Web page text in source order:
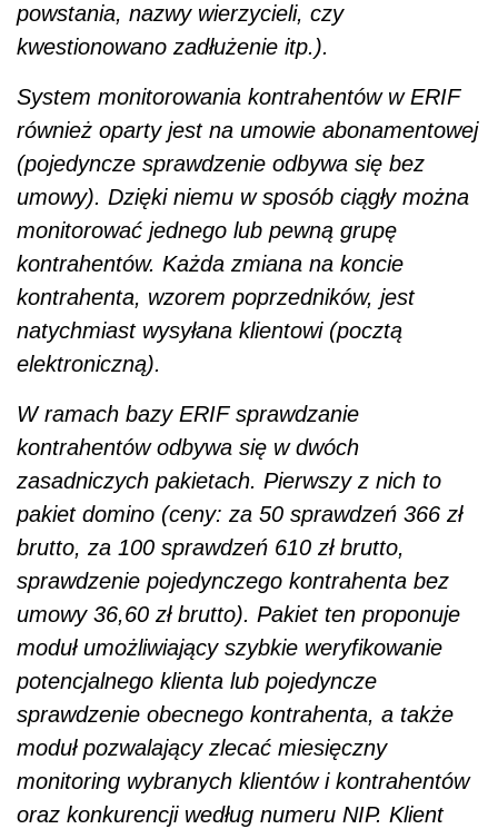
powstania, nazwy wierzycieli, czy
kwestionowano zadłużenie itp.).
System monitorowania kontrahentów w ERIF
również oparty jest na umowie abonamentowej
(pojedyncze sprawdzenie odbywa się bez
umowy). Dzięki niemu w sposób ciągły można
monitorować jednego lub pewną grupę
kontrahentów. Każda zmiana na koncie
kontrahenta, wzorem poprzedników, jest
natychmiast wysyłana klientowi (pocztą
elektroniczną).
W ramach bazy ERIF sprawdzanie
kontrahentów odbywa się w dwóch
zasadniczych pakietach. Pierwszy z nich to
pakiet domino (ceny: za 50 sprawdzeń 366 zł
brutto, za 100 sprawdzeń 610 zł brutto,
sprawdzenie pojedynczego kontrahenta bez
umowy 36,60 zł brutto). Pakiet ten proponuje
moduł umożliwiający szybkie weryfikowanie
potencjalnego klienta lub pojedyncze
sprawdzenie obecnego kontrahenta, a także
moduł pozwalający zlecać miesięczny
monitoring wybranych klientów i kontrahentów
oraz konkurencji według numeru NIP. Klient